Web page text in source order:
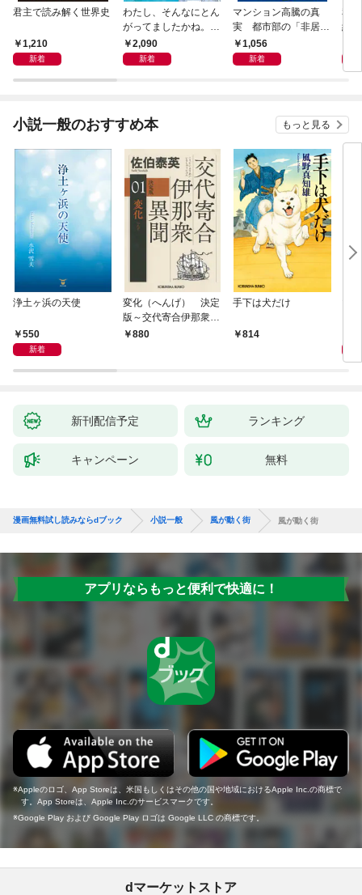
君主で読み解く世界史
1,210
新着
わたし、そんなにとん
がってましたかね。
獅子座、Ａ型、丙午は
めぐる
2,090
新着
マンション高騰の真
実 都市部の「非居住
化」が街を壊す
1,056
新着
私
紀
小説一般のおすすめ本 もっと見る
浄土ヶ浜の天使
550
新着
変化（へんげ） 決定
版～交代寄合伊那衆異
聞（1）～
880
手下は犬だけ
814
新刊配信予定 ランキング
キャンペーン 無料
漫画無料試し読みならdブック 小説一般 風が動く街 風が動く街
アプリならもっと便利で快適に！
Appleのロゴ、App Storeは、米国もしくはその他の国や地域におけるApple Inc.の商標で
す。App Storeは、Apple Inc.のサービスマークです。
Google Play および Google Play ロゴは Google LLC の商標です。
dマーケットストア